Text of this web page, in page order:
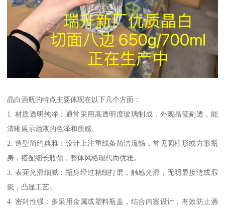
晶白酒瓶的特点主要体现在以下几个方面：
1. 材质透明纯净：通常采用高透明度玻璃制成，外观晶莹剔透，能
清晰展示酒液的色泽和质感。
2. 造型简约典雅：设计上注重线条简洁流畅，常见圆柱形或方形瓶
身，搭配细长瓶颈，整体风格现代而优雅。
3. 表面光滑细腻：瓶身经过精细打磨，触感光滑，无明显接缝或瑕
疵，凸显工艺。
4. 密封性强：多采用金属或塑料瓶盖，结合内塞设计，有效防止酒